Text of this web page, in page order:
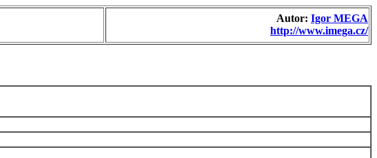
Autor: Igor MEGA
http://www.imega.cz/